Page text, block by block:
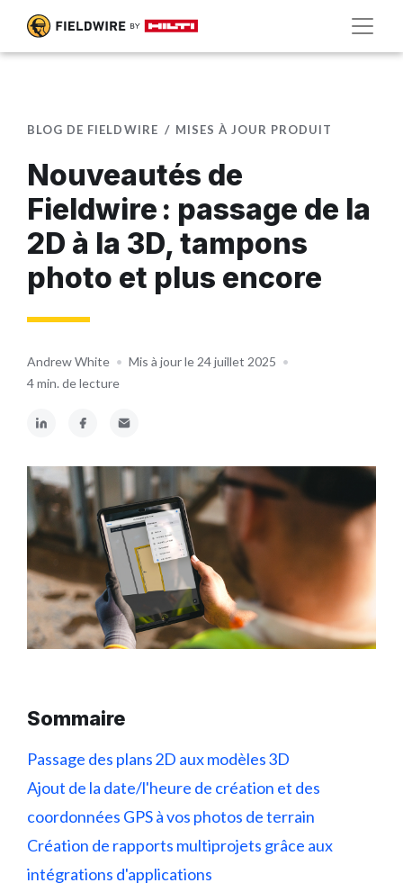
BLOG DE FIELDWIRE MISES À JOUR PRODUIT
Nouveautés de
Fieldwire : passage de la
2D à la 3D, tampons
photo et plus encore
Andrew White • Mis à jour le 24 juillet 2025 •
4 min. de lecture
Sommaire
Passage des plans 2D aux modèles 3D
Ajout de la date/l'heure de création et des
coordonnées GPS à vos photos de terrain
Création de rapports multiprojets grâce aux
intégrations d'applications